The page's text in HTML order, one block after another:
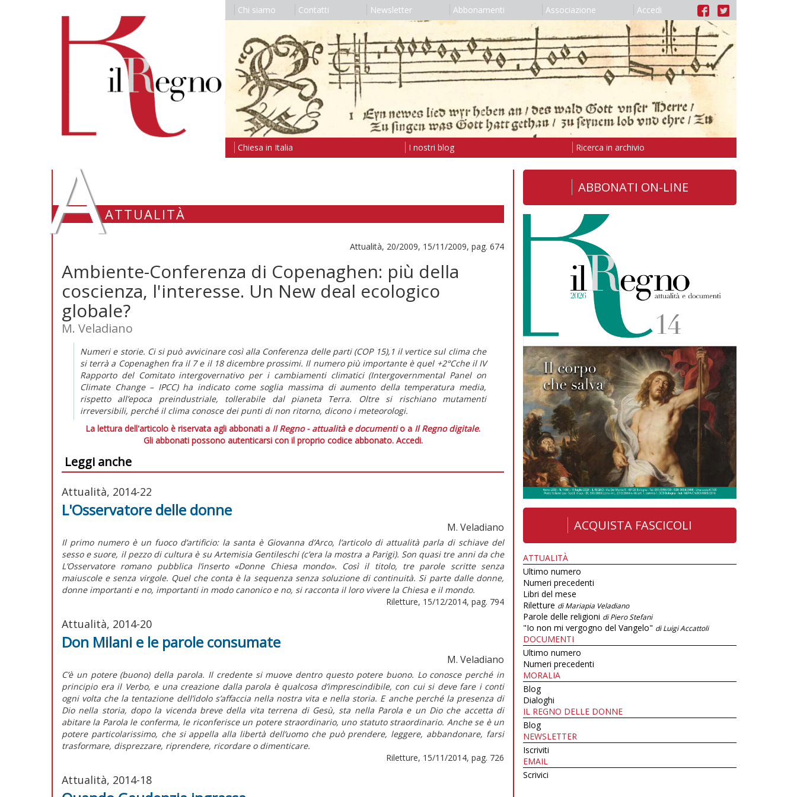
Chi siamo Contatti Newsletter Abbonamenti Associazione Accedi
Chiesa in Italia I nostri blog Ricerca in archivio
AATTUALITÀ
Attualità, 20/2009, 15/11/2009, pag. 674
Ambiente-Conferenza di Copenaghen: più della
coscienza, l'interesse. Un New deal ecologico
globale?
M. Veladiano
Numeri e storie. Ci si può avvicinare così alla Conferenza delle parti (COP 15),1 il vertice sul clima che
si terrà a Copenaghen fra il 7 e il 18 dicembre prossimi. Il numero più importante è quel +2°Cche il IV
Rapporto del Comitato intergovernativo per i cambiamenti climatici (Intergovernmental Panel on
Climate Change – IPCC) ha indicato come soglia massima di aumento della temperatura media,
rispetto all’epoca preindustriale, tollerabile dal pianeta Terra. Oltre si rischiano mutamenti
irreversibili, perché il clima conosce dei punti di non ritorno, dicono i meteorologi.
La lettura dell'articolo è riservata agli abbonati a Il Regno - attualità e documentio a Il Regno digitale.
Gli abbonati possono autenticarsi con il proprio codice abbonato. Accedi.
Leggi anche
Attualità, 2014-22
L'Osservatore delle donne
M. Veladiano
Il primo numero è un fuoco d’artificio: la santa è Giovanna d’Arco, l’articolo di attualità parla di schiave del
sesso e suore, il pezzo di cultura è su Artemisia Gentileschi (c’era la mostra a Parigi). Son quasi tre anni da che
L’Osservatore romano pubblica l’inserto «Donne Chiesa mondo». Così il titolo, tre parole scritte senza
maiuscole e senza virgole. Quel che conta è la sequenza senza soluzione di continuità. Si parte dalle donne,
donne importanti e no, importanti in modo canonico e no, si racconta il loro vivere la Chiesa e il mondo.
Riletture, 15/12/2014, pag. 794
Attualità, 2014-20
Don Milani e le parole consumate
M. Veladiano
C’è un potere (buono) della parola. Il credente si muove dentro questo potere buono. Lo conosce perché in
principio era il Verbo, e una creazione dalla parola è qualcosa d’imprescindibile, con cui si deve fare i conti
ogni volta che la tentazione dell’idolo s’affaccia nella nostra vita e nella storia. E anche perché la presenza di
Dio nella storia, dopo la vicenda breve della vita terrena di Gesù, sta nella Parola e un Dio che accetta di
abitare la Parola le conferma, le riconferisce un potere straordinario, uno statuto straordinario. Anche se è un
potere particolarissimo, che si appella alla libertà dell’uomo che può prendere, leggere, abbandonare, farsi
trasformare, disprezzare, riprendere, ricordare o dimenticare.
Riletture, 15/11/2014, pag. 726
Attualità, 2014-18
ABBONATI ON-LINE
ACQUISTA FASCICOLI
ATTUALITÀ
Ultimo numero
Numeri precedenti
Libri del mese
Riletture di Mariapia Veladiano
Parole delle religioni di Piero Stefani
"Io non mi vergogno del Vangelo" di Luigi Accattoli
DOCUMENTI
Ultimo numero
Numeri precedenti
MORALIA
Blog
Dialoghi
IL REGNO DELLE DONNE
Blog
NEWSLETTER
Iscriviti
EMAIL
Scrivici